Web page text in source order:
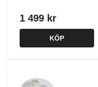
1 499 kr
KÖP